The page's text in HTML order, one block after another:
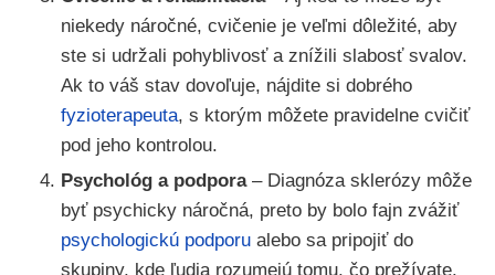
niekedy náročné, cvičenie je veľmi dôležité, aby
ste si udržali pohyblivosť a znížili slabosť svalov.
Ak to váš stav dovoľuje, nájdite si dobrého
fyzioterapeuta, s ktorým môžete pravidelne cvičiť
pod jeho kontrolou.
Psychológ a podpora– Diagnóza sklerózy môže
byť psychicky náročná, preto by bolo fajn zvážiť
psychologickú podporu alebo sa pripojiť do
skupiny, kde ľudia rozumejú tomu, čo prežívate.